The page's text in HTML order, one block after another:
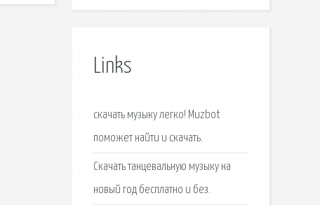
Links
скачать музыку легко! Muzbot
поможет найти и скачать.
Скачать танцевальную музыку на
новый год бесплатно и без.